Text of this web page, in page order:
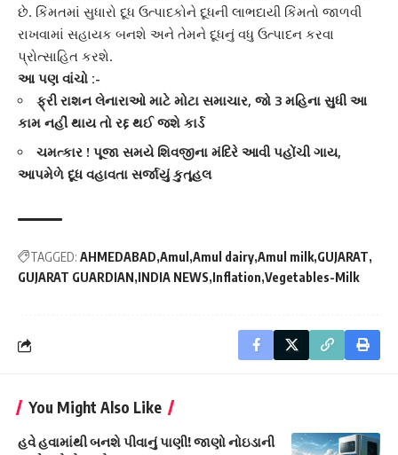
છે. કિંમતમાં સુધારો દૂધ ઉત્પાદકોને દૂધની લાભદાયી કિંમતો જાળવી
રાખવામાં સહાયક બનશે અને તેમને દૂધનું વધુ ઉત્પાદન કરવા
પ્રોત્સાહિત કરશે.
આ પણ વાંચો :-
ફ્રી રાશન લેનારાઓ માટે મોટા સમાચાર, જો 3 મહિના સુધી આ
કામ નહીં થાય તો રદ્દ થઈ જશે કાર્ડ
ચમત્કાર ! પૂજા સમયે શિવજીના મંદિરે આવી પહોંચી ગાય,
આપમેળે દૂધ વહાવતા સર્જાયું કુતૂહલ
TAGGED: AHMEDABAD Amul Amul dairy Amul milk GUJARAT
GUJARAT GUARDIAN INDIA NEWS Inflation Vegetables-Milk
You Might Also Like
હવે હવામાંથી બનશે પીવાનું પાણી! જાણો નોઇડાની